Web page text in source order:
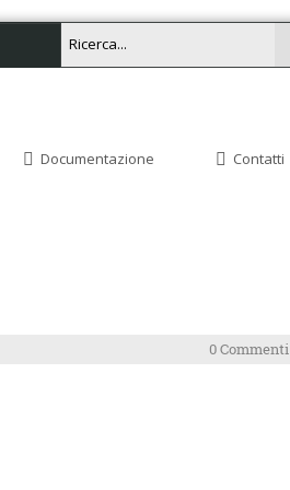
Documentazione Contatti
0 Commenti